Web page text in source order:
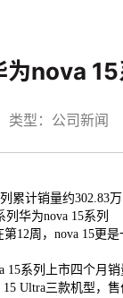
nova
类型：公司新闻
计销量约302.83万
华为nova 15系列
周，nova 15更
Ultra三款机型，